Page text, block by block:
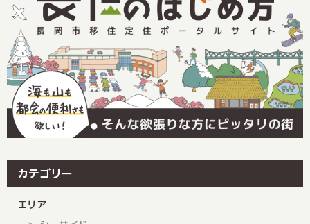
カテゴリー
エリア